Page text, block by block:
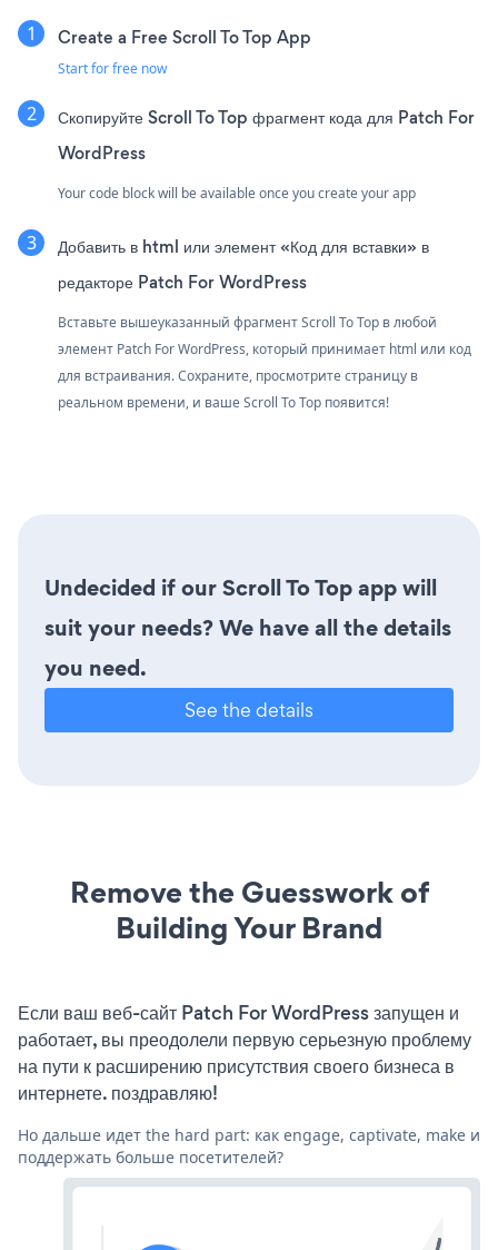
Create a Free Scroll To Top App
Start for free now
Скопируйте Scroll To Top фрагмент кода для Patch For
WordPress
Your code block will be available once you create your app
Добавить в html или элемент «Код для вставки» в
редакторе Patch For WordPress
Вставьте вышеуказанный фрагмент Scroll To Top в любой
элемент Patch For WordPress, который принимает html или код
для встраивания. Сохраните, просмотрите страницу в
реальном времени, и ваше Scroll To Top появится!
Undecided if our Scroll To Top app will
suit your needs? We have all the details
you need.
See the details
Remove the Guesswork of
Building Your Brand
Если ваш веб-сайт Patch For WordPress запущен и
работает, вы преодолели первую серьезную проблему
на пути к расширению присутствия своего бизнеса в
интернете. поздравляю!
Но дальше идет the hard part: как engage, captivate, make и
поддержать больше посетителей?